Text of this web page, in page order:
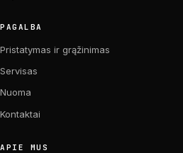
PAGALBA
Pristatymas ir grąžinimas
Servisas
Nuoma
Kontaktai
APIE MUS